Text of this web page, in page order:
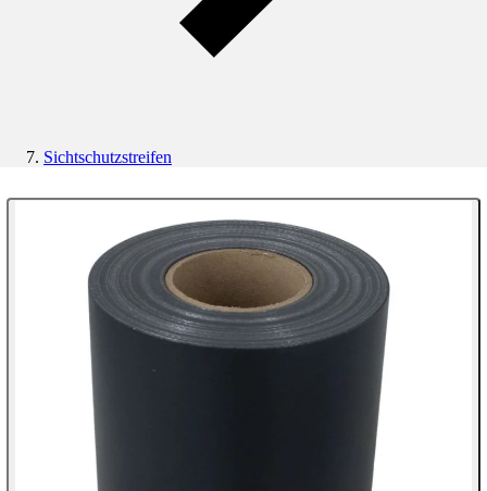
Sichtschutzstreifen